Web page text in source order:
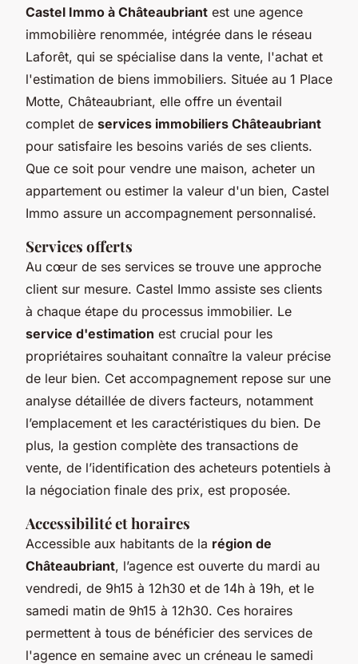
Castel Immo à Châteaubriant est une agence
immobilière renommée, intégrée dans le réseau
Laforêt, qui se spécialise dans la vente, l'achat et
l'estimation de biens immobiliers. Située au 1 Place
Motte, Châteaubriant, elle offre un éventail
complet de services immobiliers Châteaubriant
pour satisfaire les besoins variés de ses clients.
Que ce soit pour vendre une maison, acheter un
appartement ou estimer la valeur d'un bien, Castel
Immo assure un accompagnement personnalisé.
Services offerts
Au cœur de ses services se trouve une approche
client sur mesure. Castel Immo assiste ses clients
à chaque étape du processus immobilier. Le
service d'estimation est crucial pour les
propriétaires souhaitant connaître la valeur précise
de leur bien. Cet accompagnement repose sur une
analyse détaillée de divers facteurs, notamment
l’emplacement et les caractéristiques du bien. De
plus, la gestion complète des transactions de
vente, de l’identification des acheteurs potentiels à
la négociation finale des prix, est proposée.
Accessibilité et horaires
Accessible aux habitants de la région de
Châteaubriant, l’agence est ouverte du mardi au
vendredi, de 9h15 à 12h30 et de 14h à 19h, et le
samedi matin de 9h15 à 12h30. Ces horaires
permettent à tous de bénéficier des services de
l'agence en semaine avec un créneau le samedi